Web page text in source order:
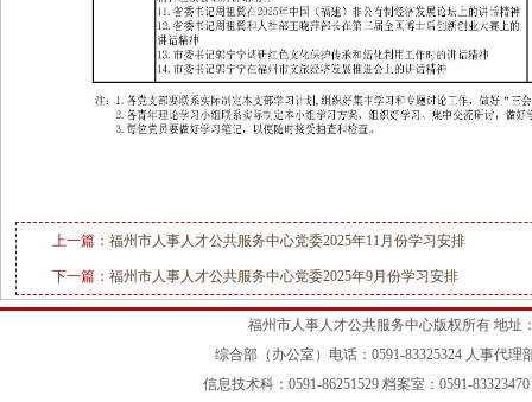
上一篇： 福州市人事人才公共服务中心党委2025年11月份学习安排
下一篇： 福州市人事人才公共服务中心党委2025年9月份学习安排
福州市人事人才公共服务中心版权所有 地址
综合部（办公室）电话：0591-83325324 人事代理
信息技术科：0591-86251529 档案室：0591-